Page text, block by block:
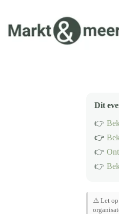
inhoud
Dit
👉
👉
👉
👉
⚠️ Let